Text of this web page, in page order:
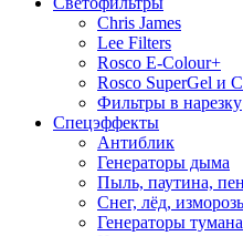
Chris James
Lee Filters
Rosco E-Colour+
Rosco SuperGel и
Фильтры в нарезку
Спецэффекты
Антиблик
Генераторы дыма
Пыль, паутина,
Снег, лёд, изморозь
Генераторы тумана